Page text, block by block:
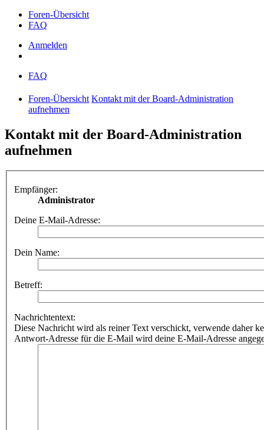
Foren-Übersicht
FAQ
Anmelden
FAQ
Foren-Übersicht Kontakt mit der Board-Administration
aufnehmen
Kontakt mit der Board-Administration
aufnehmen
Empfänger:
Administrator
Deine E-Mail-Adresse:
Dein Name:
Betreff:
Nachrichtentext:
Diese Nachricht wird als reiner Text verschickt, verwende daher
Antwort-Adresse für die E-Mail wird deine E-Mail-Adresse